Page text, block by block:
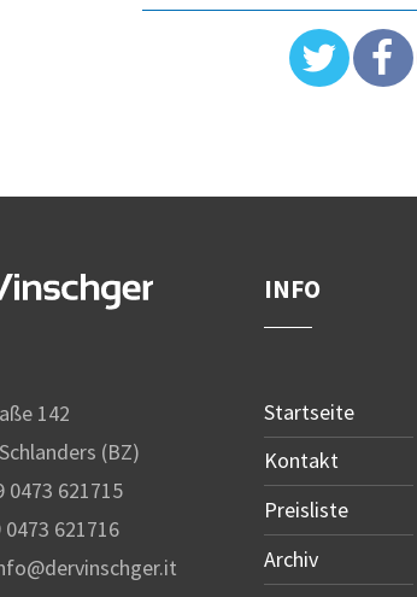
142
(BZ)
0473 621715
0473 621716
INFO
Startseite
Kontakt
Preisliste
Archiv